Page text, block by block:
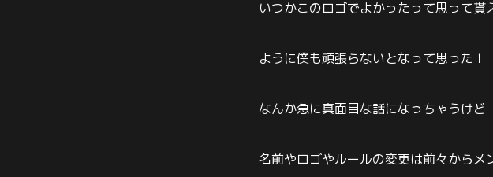
いつかこのロゴでよかったって思って貰
ように僕も頑張らないとなって思った！
なんか急に真面目な話になっちゃうけど
名前やロゴやルールの変更は前々からメ